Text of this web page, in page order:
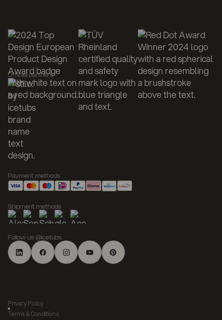
Official partners
Payment methods
Shipment methods
Follow us @icetubs
Privacy Policy
Terms & Conditions